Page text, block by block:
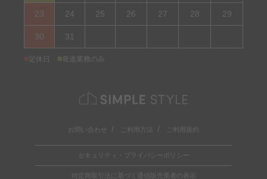
23 24 25 26 27 28 29
30 31
定休日 発送業務のみ
お問い合わせ ご利用方法 ご利用規約
セキュリティ・プライバシーポリシー
特定商取引法に基づく通信販売業者の表示